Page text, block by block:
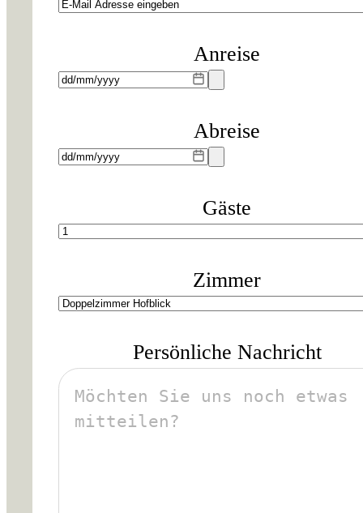
Anreise
Abreise
Gäste
Zimmer
Persönliche Nachricht